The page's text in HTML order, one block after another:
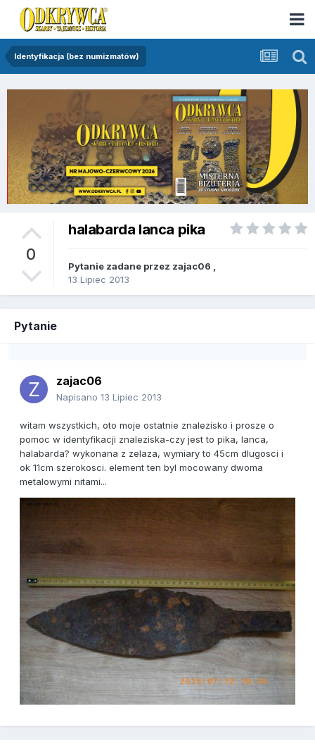
Identyfikacja (bez numizmatów)
0
halabarda lanca pika
Pytanie zadane przez zajac06
13 Lipiec 2013
Pytanie
zajac06
Napisano 13 Lipiec 2013
witam wszystkich, oto moje ostatnie znalezisko i prosze o
pomoc w identyfikacji znaleziska-czy jest to pika, lanca,
halabarda? wykonana z zelaza, wymiary to 45cm dlugosci i
ok 11cm szerokosci. element ten byl mocowany dwoma
metalowymi nitami...